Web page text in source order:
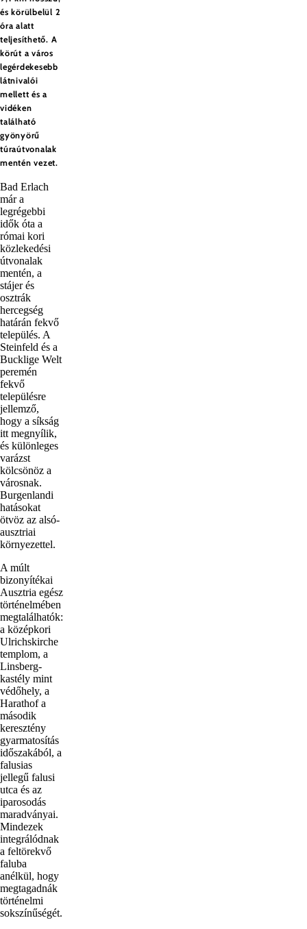
és körülbelül 2
óra alatt
teljesíthető. A
körút a város
legérdekesebb
látnivalói
mellett és a
vidéken
található
gyönyörű
túraútvonalak
mentén vezet.
Bad Erlach
már a
legrégebbi
idők óta a
római kori
közlekedési
útvonalak
mentén, a
stájer és
osztrák
hercegség
határán fekvő
település. A
Steinfeld és a
Bucklige Welt
peremén
fekvő
településre
jellemző,
hogy a síkság
itt megnyílik,
és különleges
varázst
kölcsönöz a
városnak.
Burgenlandi
hatásokat
ötvöz az alsó-
ausztriai
környezettel.
A múlt
bizonyítékai
Ausztria egész
történelmében
megtalálhatók:
a középkori
Ulrichskirche
templom, a
Linsberg-
kastély mint
védőhely, a
Harathof a
második
keresztény
gyarmatosítás
időszakából, a
falusias
jellegű falusi
utca és az
iparosodás
maradványai.
Mindezek
integrálódnak
a feltörekvő
faluba
anélkül, hogy
megtagadnák
történelmi
sokszínűségét.